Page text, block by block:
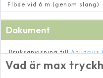
Flöde vid 6 m (genom slang)
Dokument
Bruksanvisning tillAquarius
4500/6500/9500/13500/
Vad är max